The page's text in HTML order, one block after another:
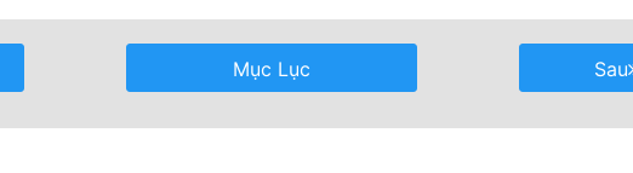
Mục Lục Sau